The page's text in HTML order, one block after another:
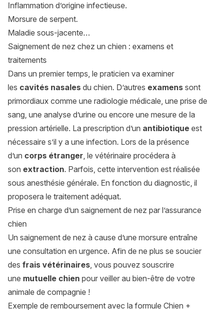
Inflammation d’origine infectieuse.
Morsure de serpent.
Maladie sous-jacente…
Saignement de nez chez un chien : examens et
traitements
Dans un premier temps, le praticien va examiner
les cavités nasales du chien. D’autres examens sont
primordiaux comme une radiologie médicale, une prise de
sang, une analyse d’urine ou encore une mesure de la
pression artérielle. La prescription d’un antibiotique est
nécessaire s’il y a une infection. Lors de la présence
d’un corps étranger, le vétérinaire procédera à
son extraction. Parfois, cette intervention est réalisée
sous anesthésie générale. En fonction du diagnostic, il
proposera le traitement adéquat.
Prise en charge d’un saignement de nez par l’assurance
chien
Un saignement de nez à cause d’une morsure entraîne
une consultation en urgence. Afin de ne plus se soucier
des frais vétérinaires, vous pouvez souscrire
une mutuelle chien pour veiller au bien-être de votre
animale de compagnie !
Exemple de remboursement avec la formule Chien +